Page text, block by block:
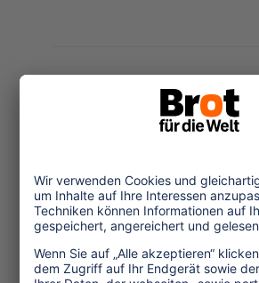
Tourismuspolitik
Kultur und Religion